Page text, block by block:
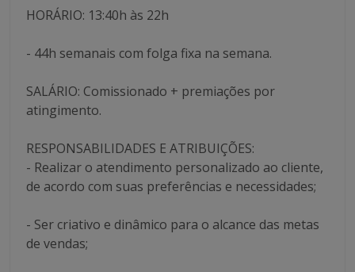
HORÁRIO: 13:40h às 22h
- 44h semanais com folga fixa na semana.
SALÁRIO: Comissionado + premiações por
atingimento.
RESPONSABILIDADES E ATRIBUIÇÕES:
- Realizar o atendimento personalizado ao cliente,
de acordo com suas preferências e necessidades;
- Ser criativo e dinâmico para o alcance das metas
de vendas;